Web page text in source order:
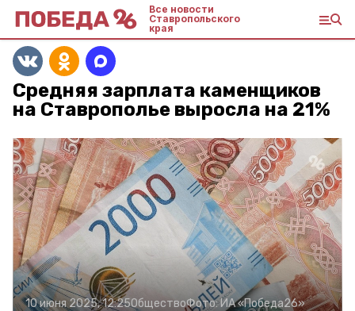
Все новости
Ставропольского
края
Средняя зарплата каменщиков
на Ставрополье выросла на 21%
10 июня 2025, 12:25ОбществоФото:ИА «Победа26»